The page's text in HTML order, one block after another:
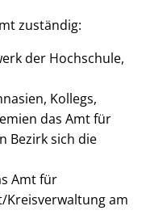
zuständig:
der Hochschule,
Kollegs,
das Amt für
Bezirk sich die
Amt für
am